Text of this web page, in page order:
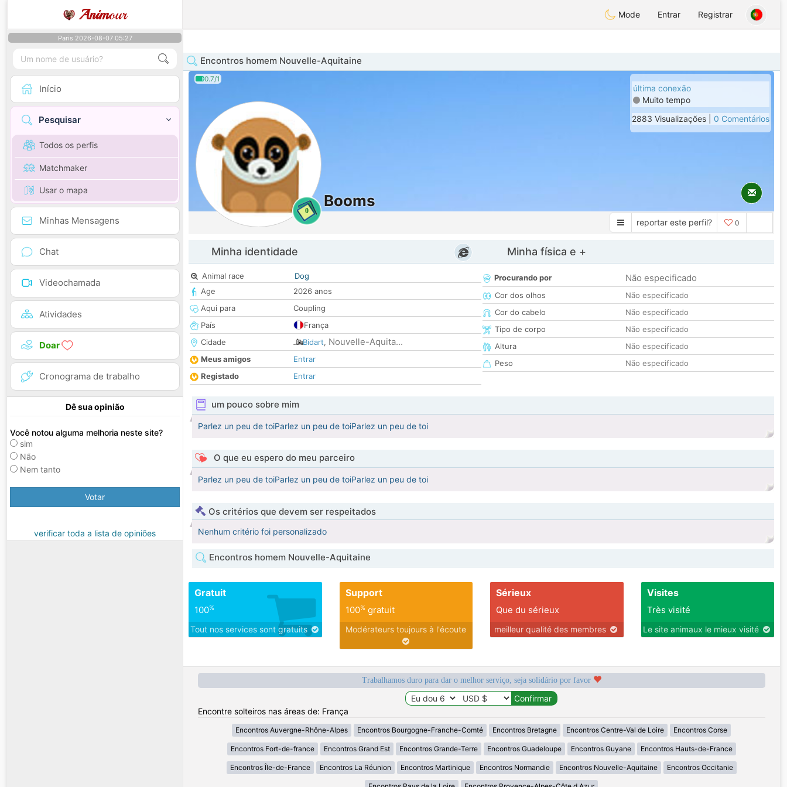
Animour Mode Entrar Registrar
Paris 2026-08-07 05:27
Início
Pesquisar
Todos os perfis
Matchmaker
Usar o mapa
Minhas Mensagens
Chat
Videochamada
Atividades
Doar
Cronograma de trabalho
Dê sua opinião
Você notou alguma melhoria neste site?
sim
Não
Nem tanto
Votar
verificar toda a lista de opiniões
Encontros homem Nouvelle-Aquitaine
0.7/1
0
Booms
última conexão
Muito tempo
2883 Visualizações | 0 Comentários
reportar este perfil? 0
Minha identidade
Animal race
Dog
Age
2026 anos
Aqui para
Coupling
País
França
Cidade
Bidart, Nouvelle-Aquita...
Meus amigos
Entrar
Registado
Entrar
Minha física e +
Procurando por Não especificado
Cor dos olhos
Não especificado
Cor do cabelo
Não especificado
Tipo de corpo
Não especificado
Altura
Não especificado
Peso
Não especificado
um pouco sobre mim
Parlez un peu de toiParlez un peu de toiParlez un peu de toi
O que eu espero do meu parceiro
Parlez un peu de toiParlez un peu de toiParlez un peu de toi
Os critérios que devem ser respeitados
Nenhum critério foi personalizado
Encontros homem Nouvelle-Aquitaine
Gratuit
100%
Tout nos services sont gratuits
Support
100%gratuit
Modérateurs toujours à l'écoute
Sérieux
Que du sérieux
meilleur qualité des membres
Visites
Très visité
Le site animaux le mieux visité
Trabalhamos duro para dar o melhor serviço, seja solidário por favor
Encontre solteiros nas áreas de: França
Encontros Auvergne-Rhône-Alpes Encontros Bourgogne-Franche-Comté Encontros Bretagne Encontros Centre-Val de Loire Encontros Corse
Encontros Fort-de-france Encontros Grand Est Encontros Grande-Terre Encontros Guadeloupe Encontros Guyane Encontros Hauts-de-France
Encontros Île-de-France Encontros La Réunion Encontros Martinique Encontros Normandie Encontros Nouvelle-Aquitaine Encontros Occitanie